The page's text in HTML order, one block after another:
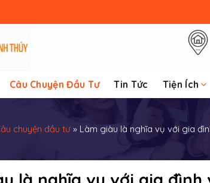
Câu Chuyện Đầu Tư Tin Tức Tiện Ích
chuyện đầu tư » Làm giàu là nghĩa vụ với gia